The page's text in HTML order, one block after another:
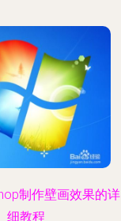
制作壁画效果的详
细教程